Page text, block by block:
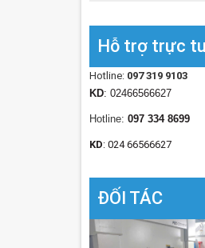
Hỗ trợ trực
Hotline: 097 319 9103
KD: 02466566627
Hotline: 097 334 8699
KD: 024 66566627
ĐỐI TÁC